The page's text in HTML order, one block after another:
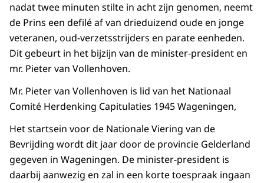
nadat twee minuten stilte in acht zijn genomen, neemt
de Prins een defilé af van drieduizend oude en jonge
veteranen, oud-verzetsstrijders en parate eenheden.
Dit gebeurt in het bijzijn van de minister-president en
mr. Pieter van Vollenhoven.
Mr. Pieter van Vollenhoven is lid van het Nationaal
Comité Herdenking Capitulaties 1945 Wageningen,
Het startsein voor de Nationale Viering van de
Bevrijding wordt dit jaar door de provincie Gelderland
gegeven in Wageningen. De minister-president is
daarbij aanwezig en zal in een korte toespraak ingaan